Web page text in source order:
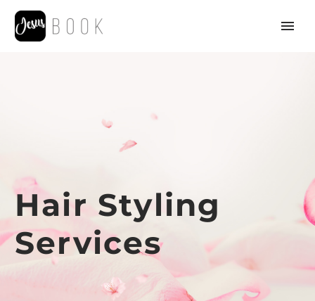
Hair Styling
Services